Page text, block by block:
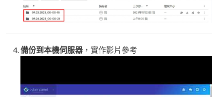
備份到本機伺服器 ，實作影片參考